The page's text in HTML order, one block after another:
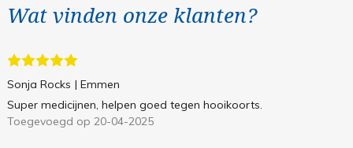
Wat vinden onze klanten?
Sonja Rocks | Emmen
Super medicijnen, helpen goed tegen hooikoorts.
Toegevoegd op 20-04-2025